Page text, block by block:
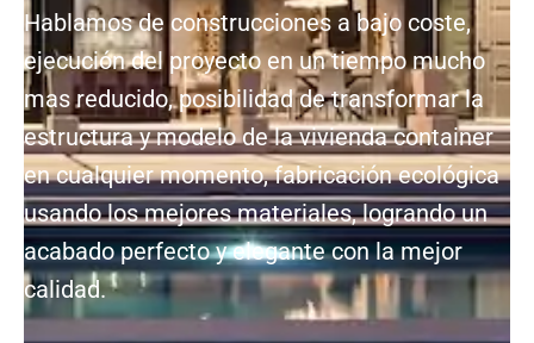
Hablamos de construcciones a bajo coste,
ejecución del proyecto en un tiempo mucho
mas reducido, posibilidad de transformar la
estructura y modelo de la vivienda container
en cualquier momento, fabricación ecológica
usando los mejores materiales, logrando un
acabado perfecto y elegante con la mejor
calidad.